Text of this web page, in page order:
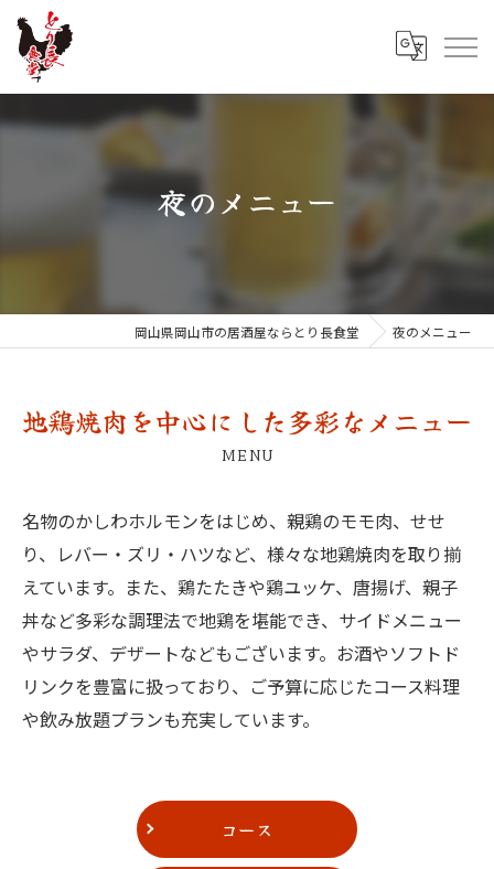
夜のメニュー
岡山県岡山市の居酒屋ならとり長食堂 夜のメニュー
地鶏焼肉を中心にした多彩なメニュー
MENU
名物のかしわホルモンをはじめ、親鶏のモモ肉、せせ
り、レバー・ズリ・ハツなど、様々な地鶏焼肉を取り揃
えています。また、鶏たたきや鶏ユッケ、唐揚げ、親子
丼など多彩な調理法で地鶏を堪能でき、サイドメニュー
やサラダ、デザートなどもございます。お酒やソフトド
リンクを豊富に扱っており、ご予算に応じたコース料理
や飲み放題プランも充実しています。
コース